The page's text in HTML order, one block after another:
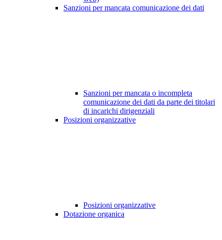
Sanzioni per mancata comunicazione dei dati
Sanzioni per mancata o incompleta
comunicazione dei dati da parte dei titolari
di incarichi dirigenziali
Posizioni organizzative
Posizioni organizzative
Dotazione organica